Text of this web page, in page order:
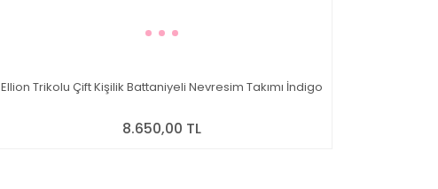
Ellion Trikolu Çift Kişilik Battaniyeli Nevresim Takımı İndigo
8.650,00 TL